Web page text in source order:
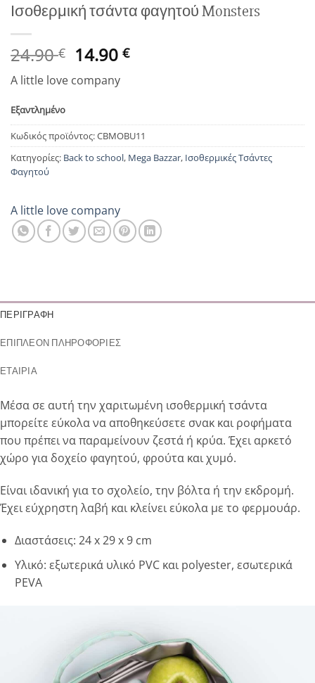
Ισοθερμική τσάντα φαγητού Monsters
24.90€ Original
was:
14.90€Η
14.90 €.
A little love company
Εξαντλημένο
Κωδικός προϊόντος:CBMOBU11
Κατηγορίες: Back to school, Mega Bazzar, Ισοθερμικές Τσάντες
Φαγητού
A little love company
ΠΕΡΙΓΡΑΦΉ
ΕΠΙΠΛΈΟΝ ΠΛΗΡΟΦΟΡΊΕΣ
ΕΤΑΙΡΊΑ
Μέσα σε αυτή την χαριτωμένη ισοθερμική τσάντα
μπορείτε εύκολα να αποθηκεύσετε σνακ και ροφήματα
που πρέπει να παραμείνουν ζεστά ή κρύα. Έχει αρκετό
χώρο για δοχείο φαγητού, φρούτα και χυμό.
Είναι ιδανική για το σχολείο, την βόλτα ή την εκδρομή.
Έχει εύχρηστη λαβή και κλείνει εύκολα με το φερμουάρ.
Διαστάσεις: 24 x 29 x 9 cm
Υλικό: εξωτερικά υλικό PVC και polyester, εσωτερικά
PEVA